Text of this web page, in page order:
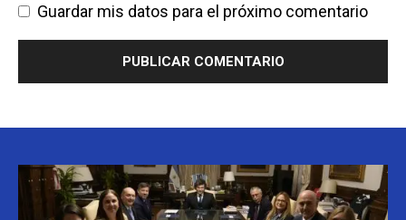
Guardar mis datos para el próximo comentario